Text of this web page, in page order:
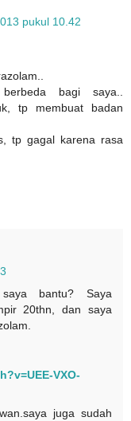
pukul 10.42
bagi saya..
tp membuat badan
tp gagal karena rasa
bantu? Saya
20thn, dan saya
VXO-
juga sudah